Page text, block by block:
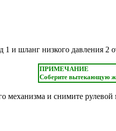
и шланг низкого давления 2
ПРИМЕЧАНИЕ
Соберите вытекающую
механизма и снимите рулевой